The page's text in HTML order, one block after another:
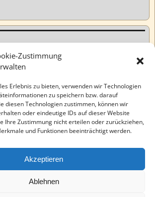
Zustimmung
Erlebnis zu bieten, verwenden wir Technologien
zu speichern bzw. darauf
diesen Technologien zustimmen, können wir
oder eindeutige IDs auf dieser Website
Ihre Zustimmung nicht erteilen oder zurückziehen,
und Funktionen beeinträchtigt werden.
Akzeptieren
Ablehnen